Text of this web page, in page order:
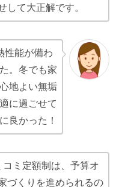
して大正解です。
性能が備わ
。冬でも家
地よい無垢
に過ごせて
良かった！
ミ定額制は、予算オ
づくりを進められるの